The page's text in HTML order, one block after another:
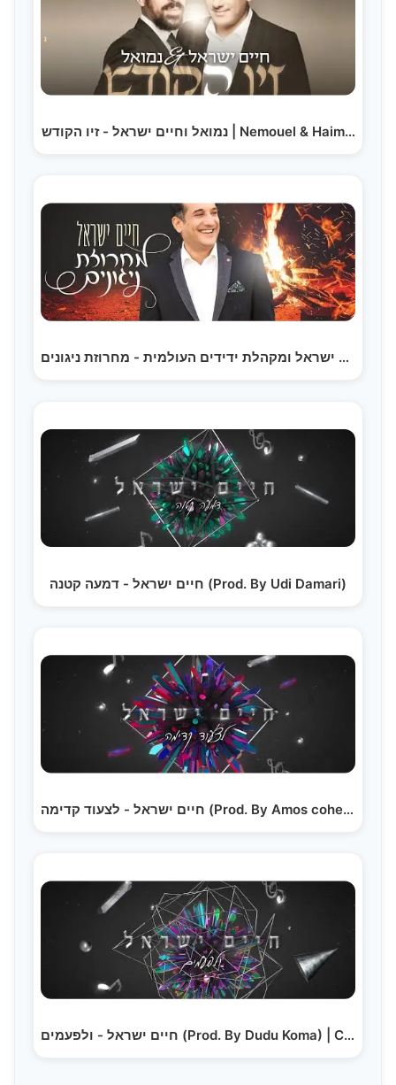
נמואל וחיים ישראל - זיו הקודש | Nemouel & Haim…
חיים ישראל ומקהלת ידידים העולמית - מחרוזת ניגונים
חיים ישראל - דמעה קטנה (Prod. By Udi Damari)
חיים ישראל - לצעוד קדימה (Prod. By Amos cohen)
חיים ישראל - ולפעמים (Prod. By Dudu Koma) | Chaim…